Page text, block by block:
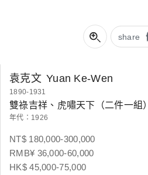
share
袁克文 Yuan Ke-Wen
1890-1931
雙祿吉祥、虎嘯天下（二件一組）
年代：1926
NT$ 180,000-300,000
RMB¥ 36,000-60,000
HK$ 45,000-75,000